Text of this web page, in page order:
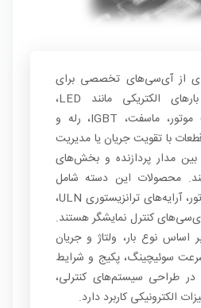
از آی‌سی‌های تخصصی برای
کنترل و راه‌اندازی بارهای الکتریکی مانند LED،
موتورهای DC، استپ موتور، ماسفت، IGBT، رله و
با تقویت جریان یا مدیریت
بین مدار پردازنده و بخش‌های
محصولات این دسته شامل
درایور LED، درایور موتور، آرایه‌های ترانزیستوری ULN،
کنترل نمایشگر هستند.
اساس نوع بار، ولتاژ و جریان
سرعت سوئیچینگ، پکیج و شرایط
طراحی سیستم‌های کنترلی،
الکترونیکی کاربرد دارد.